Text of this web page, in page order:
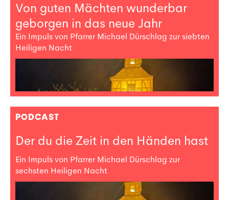
Von guten Mächten wunderbar
geborgen in das neue Jahr
Ein Impuls von Pfarrer Michael Dürschlag zur siebten
Heiligen Nacht
PODCAST
Der du die Zeit in den Händen hast
Ein Impuls von Pfarrer Michael Dürschlag zur
sechsten Heiligen Nacht